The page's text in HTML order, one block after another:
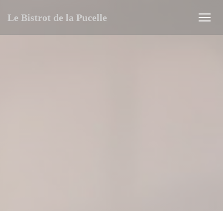
Le Bistrot de la Pucelle